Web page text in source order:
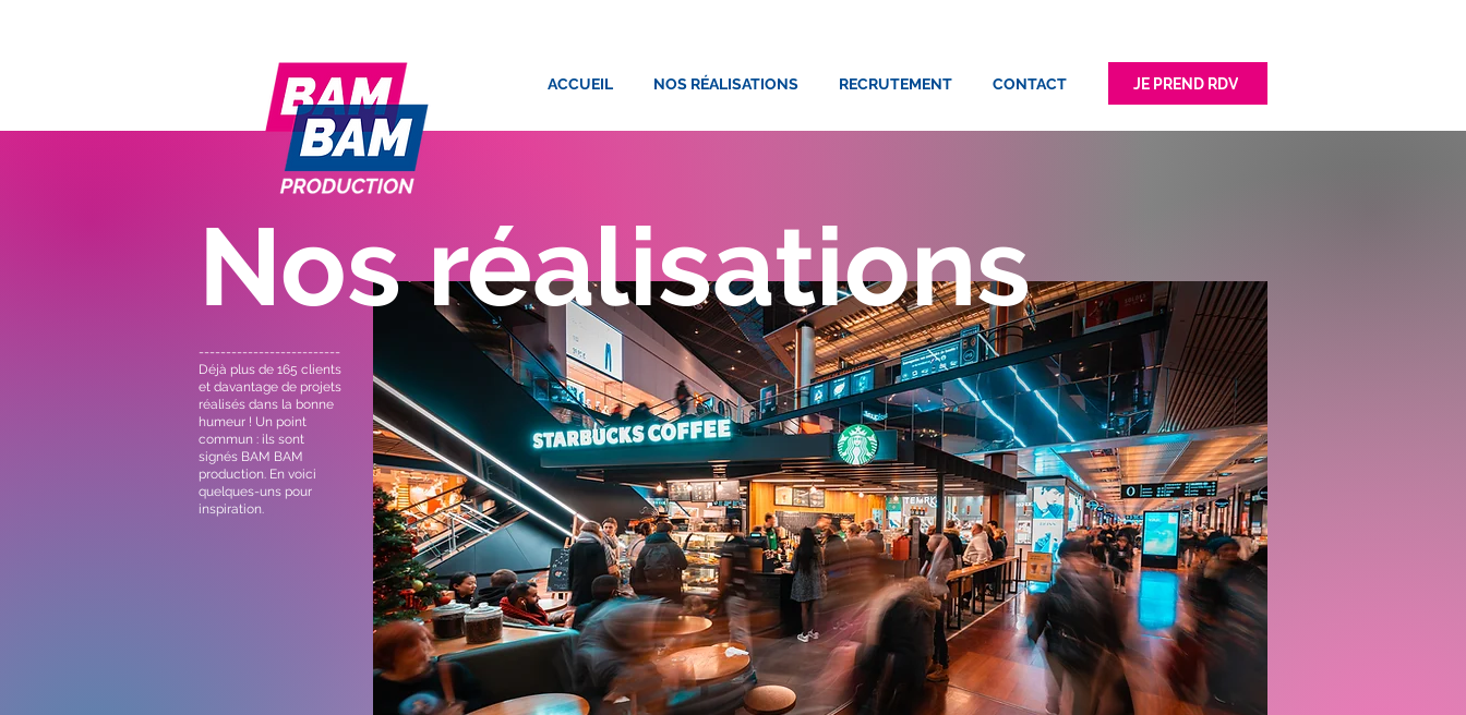
JE PREND RDV
Nos réalisations
--------------------------
Déjà plus de 165 clients
et davantage de projets
réalisés dans la bonne
humeur ! Un point
commun : ils sont
signés BAM BAM
production. En voici
quelques-uns pour
inspiration.
ACCUEIL NOS RÉALISATIONS RECRUTEMENT CONTACT